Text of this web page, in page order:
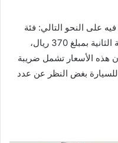
على النحو التالي: فئة
الدرجة الاولى بمبلغ 803 ريال، والدرجة الثانية بمبلغ 370 ريال،
311 ريال. علما بأن هذه الأسعار تشمل ضريبة
بغض النظر عن عدد